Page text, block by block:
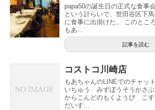
papa50の誕生日の正式な食事
という計らいで、世田谷区下
に食事に出掛けた。 このとこ
もあ...
記事を読む
コストコ川崎店
もあちゃんのLINEでのチャッ
いちゅう みずぼうそうかさ
からこんどのもくようび こ
だいす...